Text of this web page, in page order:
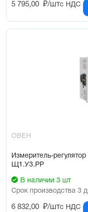
5 795,00 ₽/штс НДС
ОВЕН
Измеритель-
Щ1.У3.РР
В наличии 3 шт
Срок производства 3
6 832,00 ₽/штс НДС